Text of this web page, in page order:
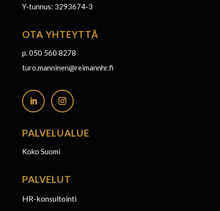
Y-tunnus: 3293674-3
OTA YHTEYTTÄ
p. 050 560 8278
turo.manninen@reimannhr.fi
PALVELUALUE
Koko Suomi
PALVELUT
HR-konsultointi